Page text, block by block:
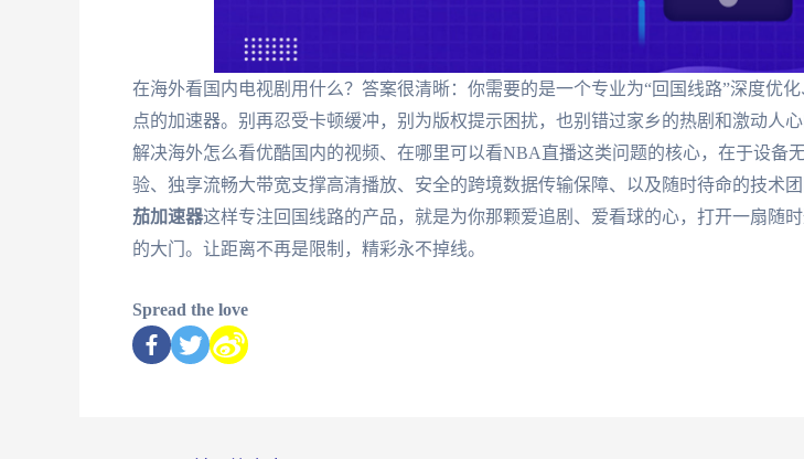
在海外看国内电视剧用什么？答案很清晰：你需要的是一个专业为“回国线路”深度优
点的加速器。别再忍受卡顿缓冲，别为版权提示困扰，也别错过家乡的热剧和激动人心
解决海外怎么看优酷国内的视频、在哪里可以看NBA直播这类问题的核心，在于设备
验、独享流畅大带宽支撑高清播放、安全的跨境数据传输保障、以及随时待命的技术
茄加速器这样专注回国线路的产品，就是为你那颗爱追剧、爱看球的心，打开一扇随
的大门。让距离不再是限制，精彩永不掉线。
Spread the love